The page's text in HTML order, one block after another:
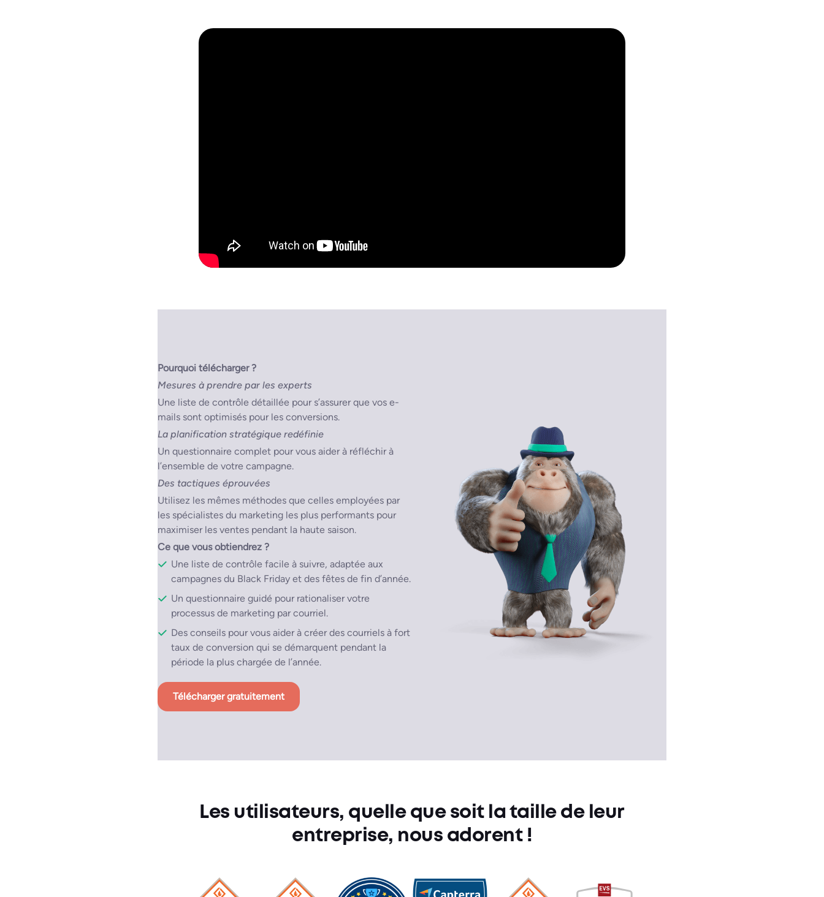
Pourquoi télécharger ?
Mesures à prendre par les experts
Une liste de contrôle détaillée pour s’assurer que vos e-
mails sont optimisés pour les conversions.
La planification stratégique redéfinie
Un questionnaire complet pour vous aider à réfléchir à
l’ensemble de votre campagne.
Des tactiques éprouvées
Utilisez les mêmes méthodes que celles employées par
les spécialistes du marketing les plus performants pour
maximiser les ventes pendant la haute saison.
Ce que vous obtiendrez ?
Une liste de contrôle facile à suivre, adaptée aux
campagnes du Black Friday et des fêtes de fin d’année.
Un questionnaire guidé pour rationaliser votre
processus de marketing par courriel.
Des conseils pour vous aider à créer des courriels à fort
taux de conversion qui se démarquent pendant la
période la plus chargée de l’année.
Télécharger gratuitement
Les utilisateurs, quelle que soit la taille de leur
entreprise, nous adorent !